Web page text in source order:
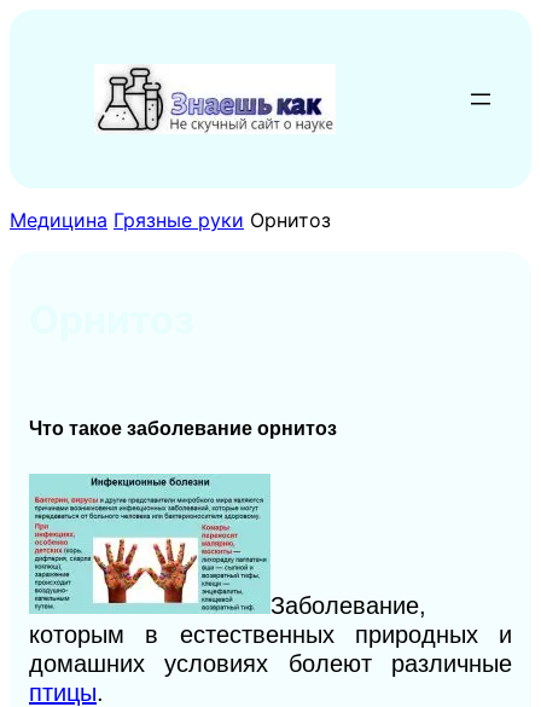
содержимому
Медицина Грязные руки Орнитоз
Что такое заболевание орнитоз
Заболевание,
которым в естественных природных и
домашних условиях болеют различные
птицы.